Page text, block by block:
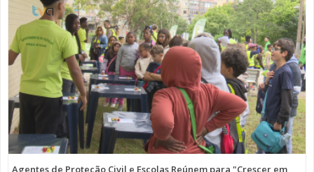
Agentes de Proteção Civil e Escolas Reúnem para "Crescer em